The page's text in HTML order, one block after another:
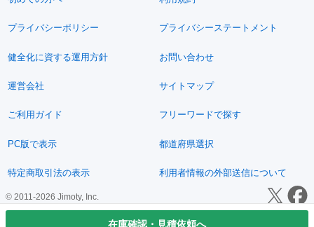
在庫確認・見積依頼へ
プライバシーポリシー プライバシーステートメント
健全化に資する運用方針 お問い合わせ
運営会社 サイトマップ
ご利用ガイド フリーワードで探す
PC版で表示 都道府県選択
特定商取引法の表示 利用者情報の外部送信について
© 2011-2026 Jimoty, Inc.